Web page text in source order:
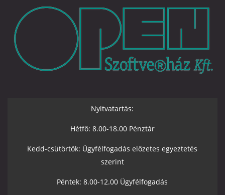
Nyitvatartás:
Hétfő: 8.00-18.00 Pénztár
Kedd-csütörtök: Ügyfélfogadás előzetes egyeztetés
szerint
Péntek: 8.00-12.00 Ügyfélfogadás